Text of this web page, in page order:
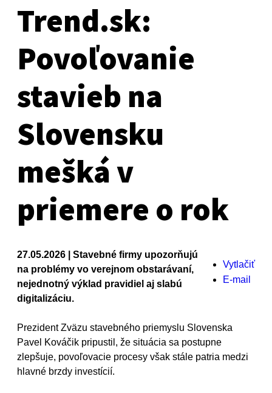
Trend.sk:
Povoľovanie
stavieb na
Slovensku
mešká v
priemere o rok
Vytlačiť
E-mail
27.05.2026 | Stavebné firmy upozorňujú
na problémy vo verejnom obstarávaní,
nejednotný výklad pravidiel aj slabú
digitalizáciu.
Prezident Zväzu stavebného priemyslu Slovenska
Pavel Kováčik pripustil, že situácia sa postupne
zlepšuje, povoľovacie procesy však stále patria medzi
hlavné brzdy investícií.